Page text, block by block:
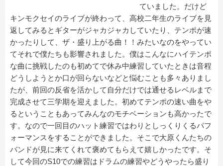
ていました。だけど
キンモクセイのライブが終わって、高校二年生のライブを見
返してみるとギターがジャカジャカしていたり、テンポが速
かったりして、ザ・盛り上がる曲！！みたいなのをやってい
てそれで僕たちも影響されました。僕はこんなにハイテンポ
な曲に挑戦したのも初めてで休み中練習していたときは音程
どうしようとか口が回らないなどと悩むことも多々ありまし
たが、前回の反省を活かして自分だけでは通せるレベルまで
完成させて三学期を迎えました。初めてテンポの速い曲をや
るということもあってみんなのモチベーションも高かったで
す。なので一回目のハット練習ではわりとしっくりくるパフ
ォーマンスをすることができました。そこで大原くんたちの
バンドが見に来てくれて褒めてもらえて嬉しかったです。そ
して今回のS10での練習はドラムの練習やどうやったら盛り